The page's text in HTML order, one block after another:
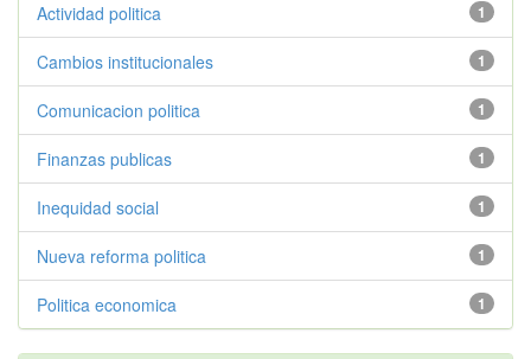
1
Actividad politica
1
Cambios institucionales
1
Comunicacion politica
1
Finanzas publicas
1
Inequidad social
1
Nueva reforma politica
1
Politica economica